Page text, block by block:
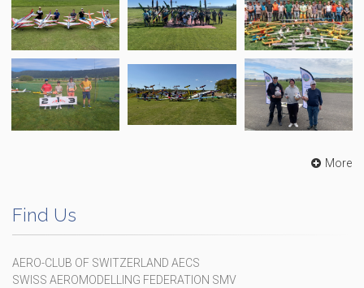
More
Find Us
AERO-CLUB OF SWITZERLAND AECS
SWISS AEROMODELLING FEDERATION SMV